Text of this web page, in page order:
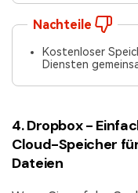
Nachteile
Kostenloser
Diensten
4. Dropbox -
Cloud-Speicher
Dateien